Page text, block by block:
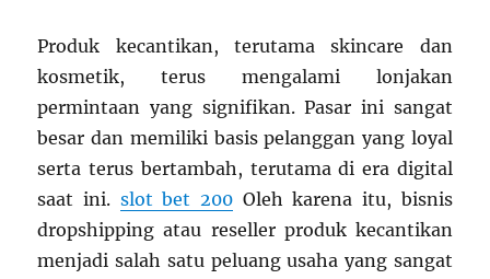
Produk kecantikan, terutama skincare dan
kosmetik, terus mengalami lonjakan
permintaan yang signifikan. Pasar ini sangat
besar dan memiliki basis pelanggan yang loyal
serta terus bertambah, terutama di era digital
saat ini. slot bet 200 Oleh karena itu, bisnis
dropshipping atau reseller produk kecantikan
menjadi salah satu peluang usaha yang sangat